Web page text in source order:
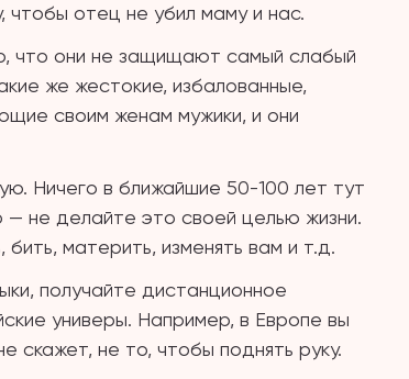
чтобы отец не убил маму и нас.
что они не защищают самый слабый
же жестокие, избалованные,
своим женам мужики, и они
Ничего в ближайшие 50-100 лет тут
не делайте это своей целью жизни.
материть, изменять вам и т.д.
получайте дистанционное
универы. Например, в Европе вы
не то, чтобы поднять руку.